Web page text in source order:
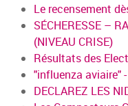
Le recensement
SÉCHERESSE –
(NIVEAU CRISE)
Résultats des
"influenza aviaire"
DECLAREZ LES